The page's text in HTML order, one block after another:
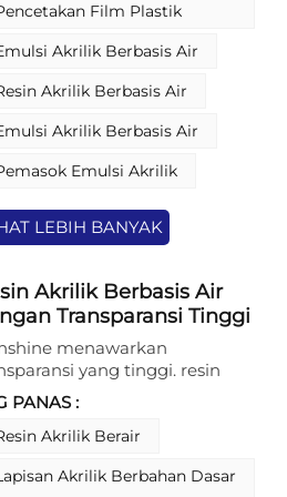
Berbasis Air ini secara
pelarut tradisional, secara
mempertahankan
yang dibutuhkan untuk
fleksibel berkualitas
luas dan stabilitas yang
untuk meningkatkan
pelapis kemasan rokok.
Film Plastik
Akrilik Berbasis Air
Akrilik Berbasis Air
Akrilik Berbasis Air
Emulsi Akrilik
LEBIH BANYAK
Akrilik Berbasis Air
Transparansi Tinggi
Daya Tembus Serat
Sangat Baik untuk
Kayu 1K
menawarkan
yang tinggi. resin
berbasis air Dengan
serat kayu yang sangat
dirancang khusus untuk
air ini memberikan sifat-
PANAS :
Akrilik Berair
Akrilik Berbahan Dasar